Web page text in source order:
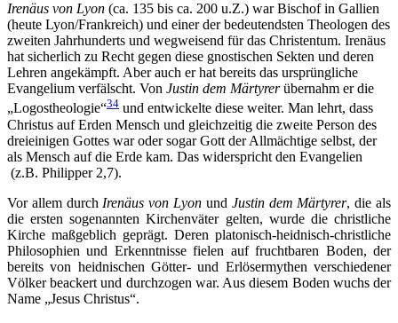
Irenäus von Lyon (ca. 135 bis ca. 200 u.Z.) war Bischof in Gallien
(heute Lyon/Frankreich) und einer der bedeutendsten Theologen des
zweiten Jahrhunderts und wegweisend für das Christentum. Irenäus
hat sicherlich zu Recht gegen diese gnostischen Sekten und deren
Lehren angekämpft. Aber auch er hat bereits das ursprüngliche
Evangelium verfälscht. Von Justin dem Märtyrerübernahm er die
„Logostheologie“34 und entwickelte diese weiter. Man lehrt, dass
Christus auf Erden Mensch und gleichzeitig die zweite Person des
dreieinigen Gottes war oder sogar Gott der Allmächtige selbst, der
als Mensch auf die Erde kam. Das widerspricht den Evangelien
(z.B. Philipper 2,7).
Vor allem durch Irenäus von Lyon und Justin dem Märtyrer, die als
die ersten sogenannten Kirchenväter gelten, wurde die christliche
Kirche maßgeblich geprägt. Deren platonisch-heidnisch-christliche
Philosophien und Erkenntnisse fielen auf fruchtbaren Boden, der
bereits von heidnischen Götter- und Erlösermythen verschiedener
Völker beackert und durchzogen war. Aus diesem Boden wuchs der
Name „Jesus Christus“.